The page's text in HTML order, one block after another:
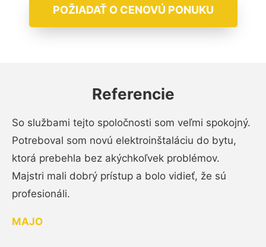
POŽIADAŤ O CENOVÚ PONUKU
Referencie
So službami tejto spoločnosti som veľmi spokojný.
Potreboval som novú elektroinštaláciu do bytu,
ktorá prebehla bez akýchkoľvek problémov.
Majstri mali dobrý prístup a bolo vidieť, že sú
profesionáli.
MAJO